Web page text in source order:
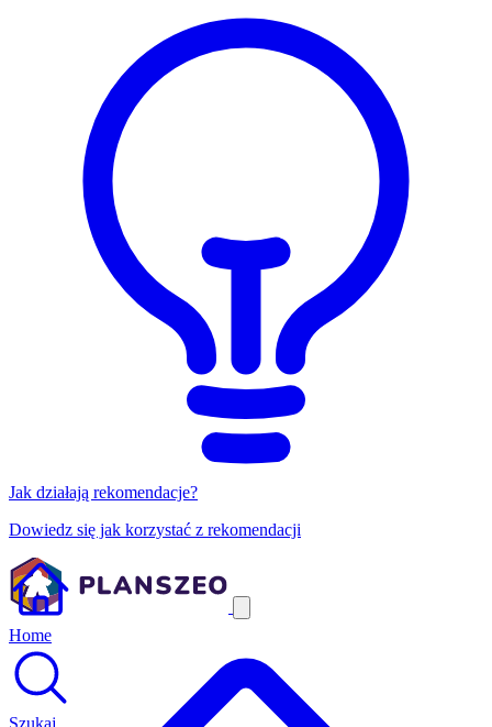
Jak działają rekomendacje?
Dowiedz się jak korzystać z rekomendacji
Home
Szukaj